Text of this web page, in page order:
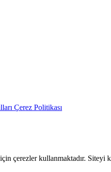
Çerez Politikası
çerezler kullanmaktadır. Siteyi